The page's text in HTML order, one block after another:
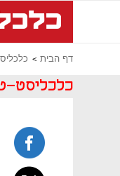
דף הבית
כלכליסט-